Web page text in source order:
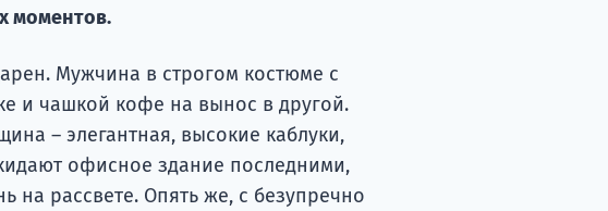
моментов.
Мужчина в строгом костюме с
и чашкой кофе на вынос в другой.
– элегантная, высокие каблуки,
офисное здание последними,
на рассвете. Опять же, с безупречно